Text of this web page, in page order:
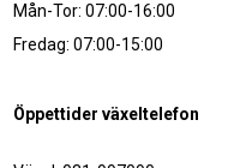
Mån-Tor: 07:00-16:00
Fredag: 07:00-15:00
Öppettider växeltelefon